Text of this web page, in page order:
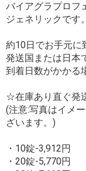
バイアグラプロフ
ジェネリックです。
約10日でお手元に
発送国または日本
到着日数がかかる
☆在庫あり直ぐ発
(注意:写真はイメ
ざいます。)
・10錠-3,912円
・20錠-5,770円